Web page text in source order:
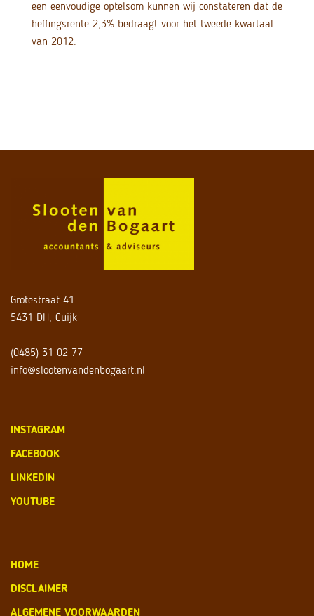
een eenvoudige optelsom kunnen wij constateren dat de
heffingsrente 2,3% bedraagt voor het tweede kwartaal
van 2012.
Grotestraat 41
5431 DH, Cuijk
(0485) 31 02 77
info@slootenvandenbogaart.nl
INSTAGRAM
FACEBOOK
LINKEDIN
YOUTUBE
HOME
DISCLAIMER
ALGEMENE VOORWAARDEN